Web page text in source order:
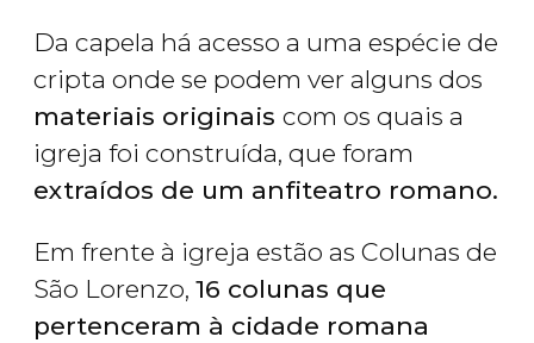
Da capela há acesso a uma espécie de
cripta onde se podem ver alguns dos
materiais originais com os quais a
igreja foi construída, que foram
extraídos de um anfiteatro romano.
Em frente à igreja estão as Colunas de
São Lorenzo, 16 colunas que
pertenceram à cidade romana